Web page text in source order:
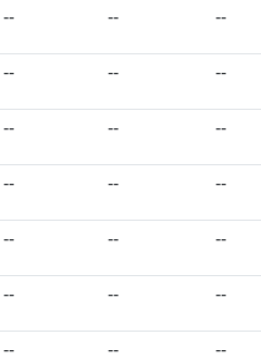
-- -- --
-- -- --
-- -- --
-- -- --
-- -- --
-- -- --
-- -- --